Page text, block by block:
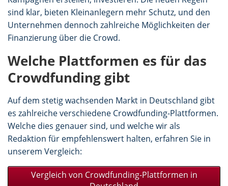
sind klar, bieten Kleinanlegern mehr Schutz, und den
Unternehmen dennoch zahlreiche Möglichkeiten der
Finanzierung über die Crowd.
Welche Plattformen es für das
Crowdfunding gibt
Auf dem stetig wachsenden Markt in Deutschland gibt
es zahlreiche verschiedene Crowdfunding-Plattformen.
Welche dies genauer sind, und welche wir als
Redaktion für empfehlenswert halten, erfahren Sie in
unserem Vergleich:
Vergleich von Crowdfunding-Plattformen in